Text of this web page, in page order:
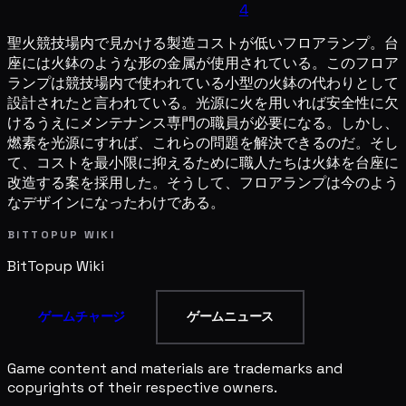
4
聖火競技場内で見かける製造コストが低いフロアランプ。台
座には火鉢のような形の金属が使用されている。このフロア
ランプは競技場内で使われている小型の火鉢の代わりとして
設計されたと言われている。光源に火を用いれば安全性に欠
けるうえにメンテナンス専門の職員が必要になる。しかし、
燃素を光源にすれば、これらの問題を解決できるのだ。そし
て、コストを最小限に抑えるために職人たちは火鉢を台座に
改造する案を採用した。そうして、フロアランプは今のよう
なデザインになったわけである。
BITTOPUP WIKI
BitTopup Wiki
ゲームチャージ ゲームニュース
Game content and materials are trademarks and
copyrights of their respective owners.